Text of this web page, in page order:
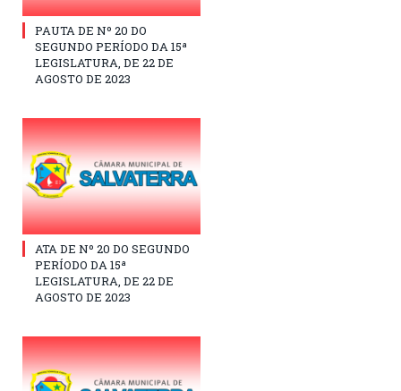
PAUTA DE Nº 20 DO
SEGUNDO PERÍODO DA 15ª
LEGISLATURA, DE 22 DE
AGOSTO DE 2023
ATA DE Nº 20 DO SEGUNDO
PERÍODO DA 15ª
LEGISLATURA, DE 22 DE
AGOSTO DE 2023